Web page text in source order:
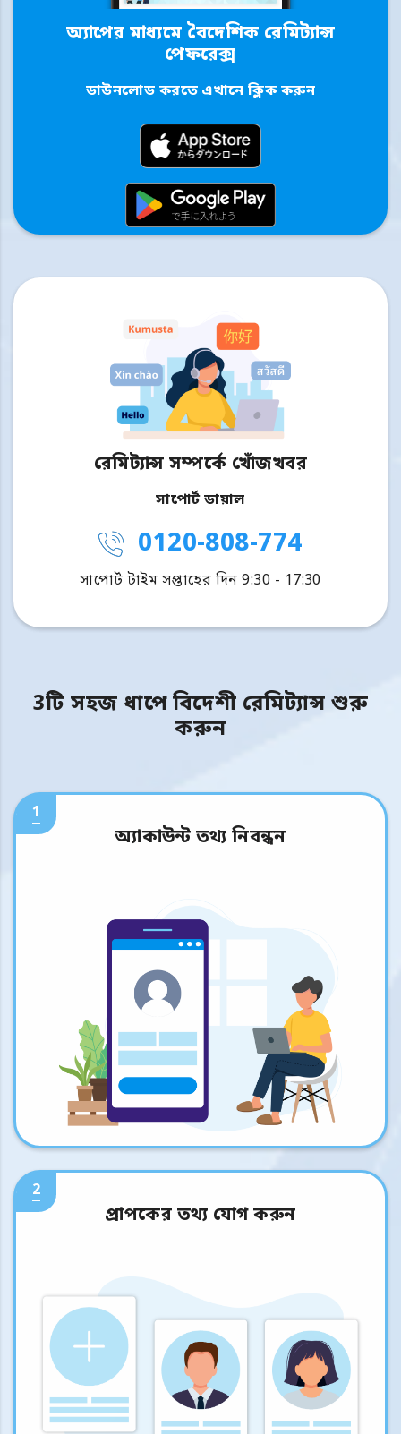
অ্যাপের মাধ্যমে বৈদেশিক রেমিট্যান্স
পেফরেক্স
ডাউনলোড করতে এখানে ক্লিক করুন
রেমিট্যান্স সম্পর্কে খোঁজখবর
সাপোর্ট ডায়াল
0120-808-774
সাপোর্ট টাইম সপ্তাহের দিন 9:30 - 17:30
3টি সহজ ধাপে বিদেশী রেমিট্যান্স শুরু
করুন
1
অ্যাকাউন্ট তথ্য নিবন্ধন
2
প্রাপকের তথ্য যোগ করুন